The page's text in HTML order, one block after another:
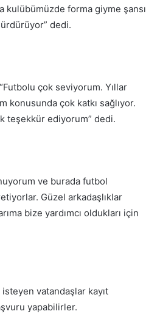
kulübümüzde forma giyme şansı
dedi.
çok seviyorum. Yıllar
çok katkı sağlıyor.
teşekkür ediyorum” dedi.
ve burada futbol
Güzel arkadaşlıklar
bize yardımcı oldukları için
vatandaşlar kayıt
yapabilirler.